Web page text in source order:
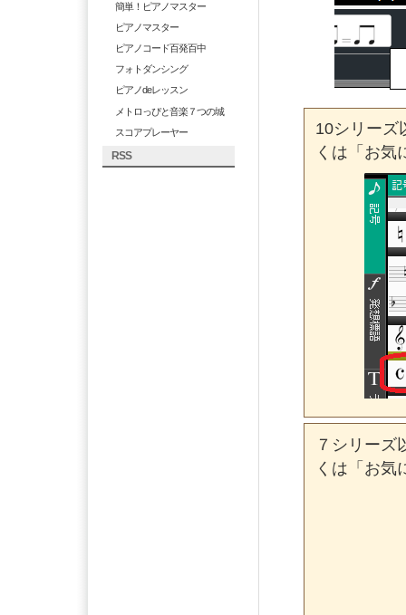
簡単！ピアノマスター
ピアノマスター
ピアノコード百発百中
フォトダンシング
ピアノdeレッスン
メトロっぴと音楽７つの城
スコアプレーヤー
RSS
10シリーズ
くは「お気
７シリーズ
くは「お気